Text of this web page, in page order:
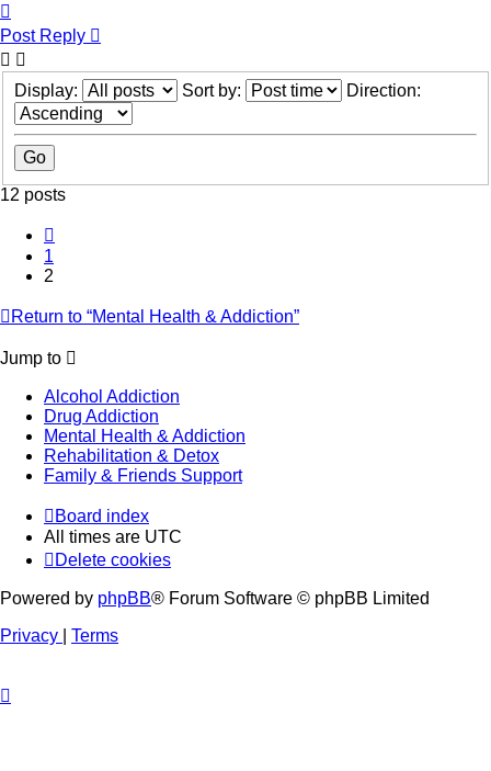
Post Reply
Display: Sort by: Direction:
12 posts
1
2
Return to “Mental Health & Addiction”
Jump to
Alcohol Addiction
Drug Addiction
Mental Health & Addiction
Rehabilitation & Detox
Family & Friends Support
Board index
All times are UTC
Delete cookies
Powered by phpBB® Forum Software © phpBB Limited
Privacy
Terms